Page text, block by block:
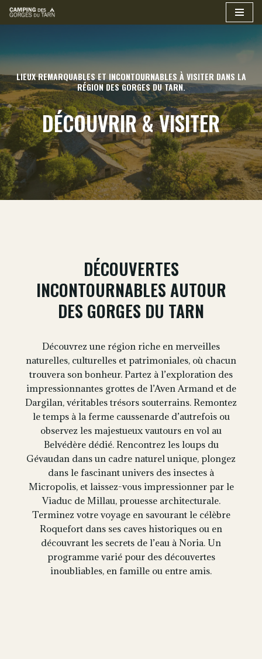
contenu
LIEUX REMARQUABLES ET INCONTOURNABLES À VISITER DANS LA
RÉGION DES GORGES DU TARN.
DÉCOUVRIR & VISITER
DÉCOUVERTES
INCONTOURNABLES AUTOUR
DES GORGES DU TARN
Découvrez une région riche en merveilles
naturelles, culturelles et patrimoniales, où chacun
trouvera son bonheur. Partez à l’exploration des
impressionnantes grottes de l’Aven Armand et de
Dargilan, véritables trésors souterrains. Remontez
le temps à la ferme caussenarde d’autrefois ou
observez les majestueux vautours en vol au
Belvédère dédié. Rencontrez les loups du
Gévaudan dans un cadre naturel unique, plongez
dans le fascinant univers des insectes à
Micropolis, et laissez-vous impressionner par le
Viaduc de Millau, prouesse architecturale.
Terminez votre voyage en savourant le célèbre
Roquefort dans ses caves historiques ou en
découvrant les secrets de l’eau à Noria. Un
programme varié pour des découvertes
inoubliables, en famille ou entre amis.